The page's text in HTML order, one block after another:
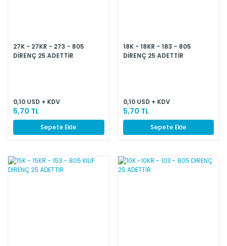
27K - 27KR - 273 - 805
DİRENÇ 25 ADETTİR
0,10 USD + KDV
5,70 TL
Sepete Ekle
18K - 18KR - 183 - 805
DİRENÇ 25 ADETTİR
0,10 USD + KDV
5,70 TL
Sepete Ekle